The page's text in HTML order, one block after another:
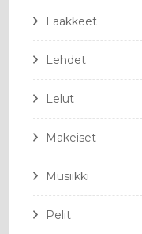
Lääkkeet
Lehdet
Lelut
Makeiset
Musiikki
Pelit